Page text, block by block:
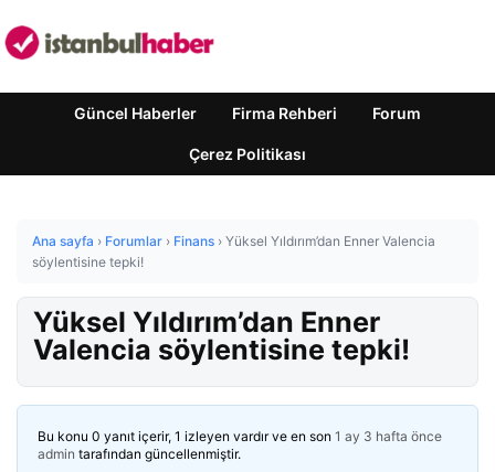
Güncel Haberler Firma Rehberi Forum
Çerez Politikası
Ana sayfa › Forumlar › Finans › Yüksel Yıldırım’dan Enner Valencia
söylentisine tepki!
Yüksel Yıldırım’dan Enner
Valencia söylentisine tepki!
Bu konu 0 yanıt içerir, 1 izleyen vardır ve en son 1 ay 3 hafta önce
admin tarafından güncellenmiştir.